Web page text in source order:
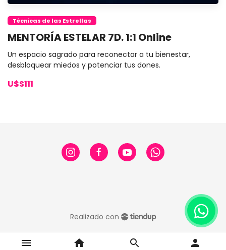
menu home search person
Técnicas de las Estrellas
MENTORÍA ESTELAR 7D. 1:1 Online
Un espacio sagrado para reconectar a tu bienestar,
desbloquear miedos y potenciar tus dones.
U$S111
Realizado con